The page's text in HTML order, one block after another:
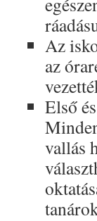
Az
az
Első
vallás